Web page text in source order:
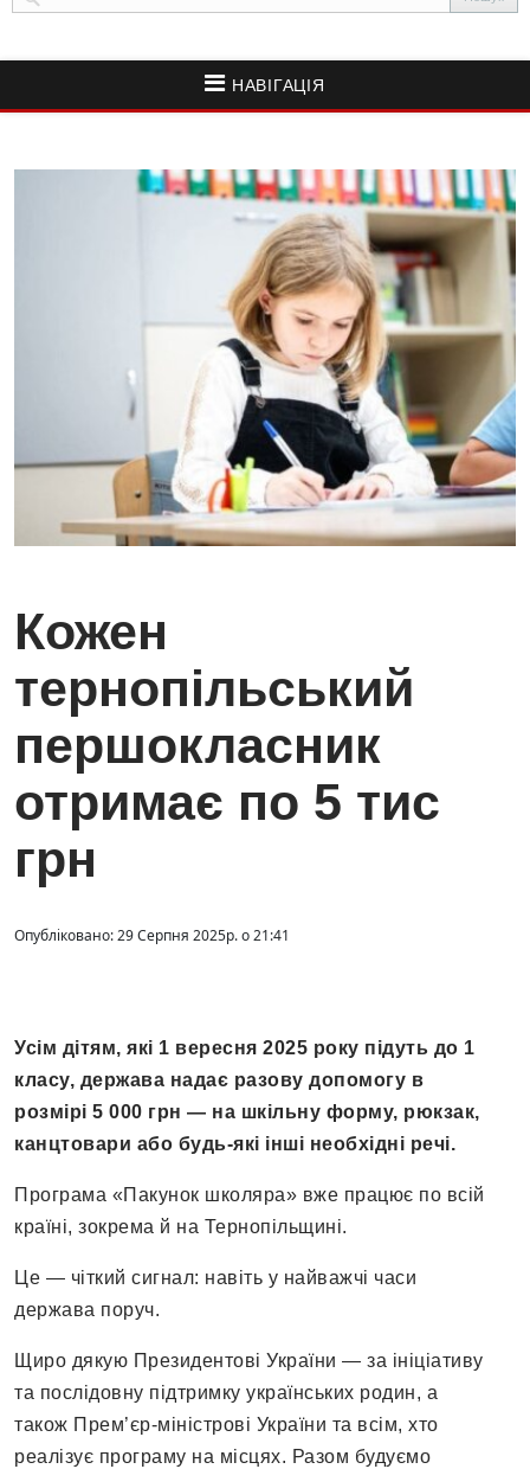
НАВІГАЦІЯ
Кожен
тернопільський
першокласник
отримає по 5 тис
грн
Опубліковано: 29 Серпня 2025р. о 21:41
Усім дітям, які 1 вересня 2025 року підуть до 1
класу, держава надає разову допомогу в
розмірі 5 000 грн — на шкільну форму, рюкзак,
канцтовари або будь-які інші необхідні речі.
Програма «Пакунок школяра» вже працює по всій
країні, зокрема й на Тернопільщині.
Це — чіткий сигнал: навіть у найважчі часи
держава поруч.
Щиро дякую Президентові України — за ініціативу
та послідовну підтримку українських родин, а
також Прем’єр-міністрові України та всім, хто
реалізує програму на місцях. Разом будуємо